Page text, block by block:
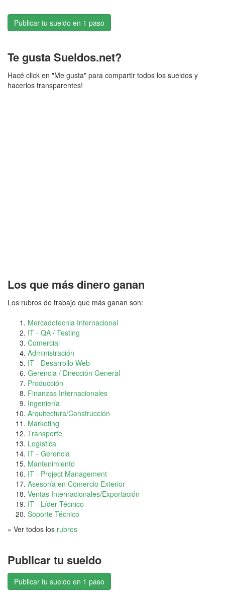
Publicar tu sueldo en 1 paso
Te gusta Sueldos.net?
Hacé click en "Me gusta" para compartir todos los sueldos y
hacerlos transparentes!
Los que más dinero ganan
Los rubros de trabajo que más ganan son:
Mercadotecnia Internacional
IT - QA / Testing
Comercial
Administración
IT - Desarrollo Web
Gerencia / Dirección General
Producción
Finanzas Internacionales
Ingeniería
Arquitectura/Construcción
Marketing
Transporte
Logística
IT - Gerencia
Mantenimiento
IT - Project Management
Asesoría en Comercio Exterior
Ventas Internacionales/Exportación
IT - Líder Técnico
Soporte Técnico
» Ver todos los rubros
Publicar tu sueldo
Publicar tu sueldo en 1 paso